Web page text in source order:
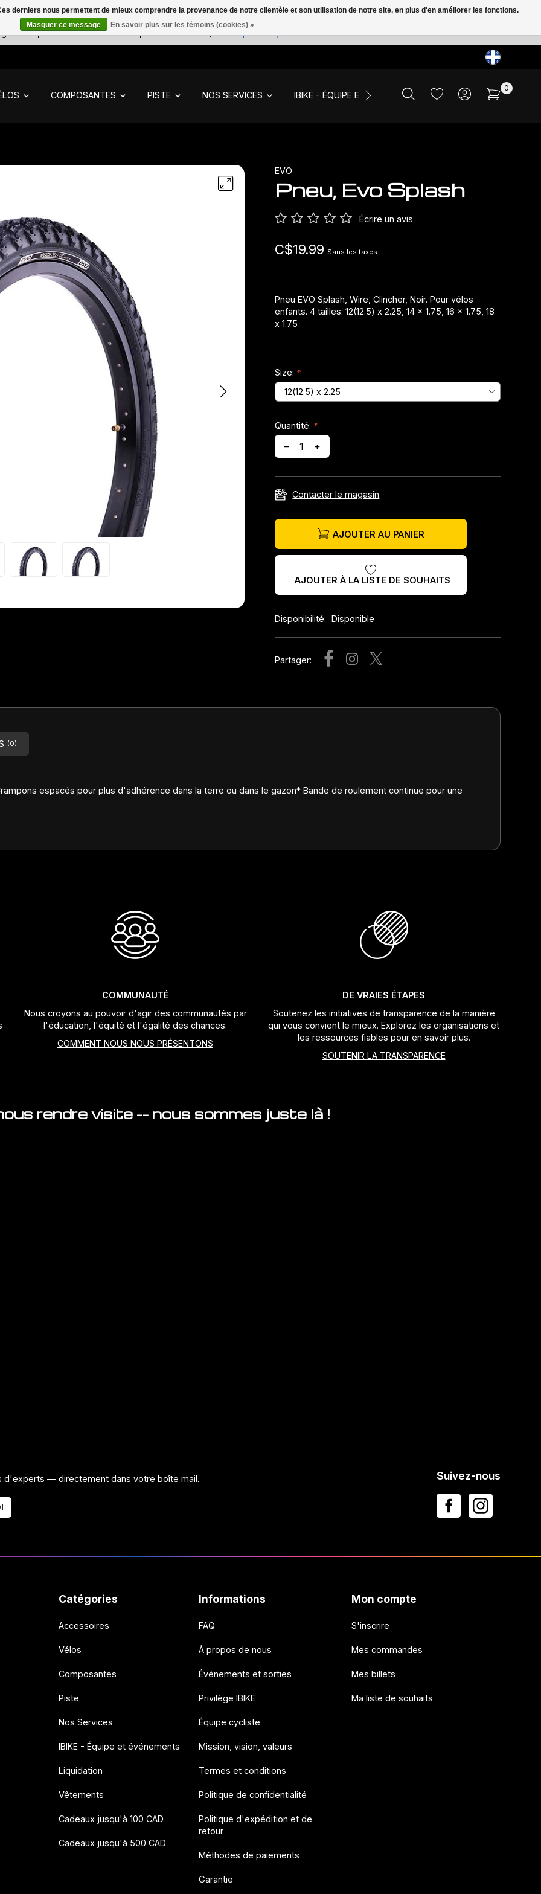
pour les commandes supérieures à 150 $.Politique d'expédition
COMPOSANTES PISTE NOS SERVICES IBIKE - ÉQUIPE ET ÉVÉNEMENTS LIQUIDATION
0
EVO
Pneu, Evo Splash
Écrire un avis
C$19.99 Sans les taxes
Pneu EVO Splash, Wire, Clincher, Noir. Pour vélos
enfants. 4 tailles: 12(12.5) x 2.25, 14 x 1.75, 16 x 1.75, 18
x 1.75
Size: *
Quantité: *
– +
Contacter le magasin
AJOUTER AU PANIER
AJOUTER À LA LISTE DE SOUHAITS
Disponibilité: Disponible
Partager:
(0)
espacés pour plus d'adhérence dans la terre ou dans le gazon* Bande de roulement continue pour une
COMMUNAUTÉ
Nous croyons au pouvoir d'agir des communautés par
l'éducation, l'équité et l'égalité des chances.
COMMENT NOUS NOUS PRÉSENTONS
DE VRAIES ÉTAPES
Soutenez les initiatives de transparence de la manière
qui vous convient le mieux. Explorez les organisations et
les ressources fiables pour en savoir plus.
SOUTENIR LA TRANSPARENCE
rendre visite -- nous sommes juste là !
d'experts — directement dans votre boîte mail. Suivez-nous
Catégories
Accessoires
Vélos
Composantes
Piste
Nos Services
IBIKE - Équipe et événements
Liquidation
Vêtements
Cadeaux jusqu'à 100 CAD
Cadeaux jusqu'à 500 CAD
Informations
FAQ
À propos de nous
Événements et sorties
Privilège IBIKE
Équipe cycliste
Mission, vision, valeurs
Termes et conditions
Politique de confidentialité
Politique d'expédition et de
retour
Méthodes de paiements
Garantie
Mon compte
S'inscrire
Mes commandes
Mes billets
Ma liste de souhaits
derniers nous permettent de mieux comprendre la provenance de notre clientèle et son utilisation de notre site, en plus d'en améliorer les fonctions.
Masquer ce message
En savoir plus sur les témoins (cookies) »